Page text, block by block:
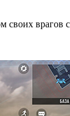
своих врагов